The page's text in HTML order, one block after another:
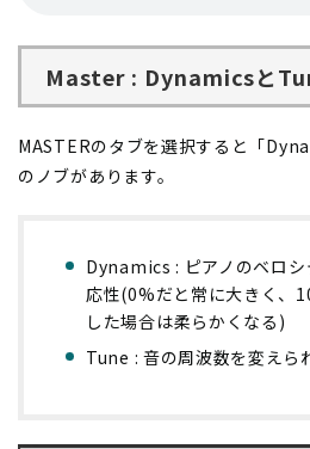
Master : Dynamicsと
MASTERのタブを選択すると「
のノブがあります。
Dynamics : ピアノのベロシ
応性(0%だと常に大きく、
した場合は柔らかくなる)
Tune : 音の周波数を変えら